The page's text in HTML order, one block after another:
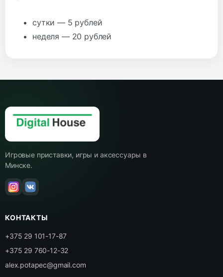
сутки — 5 рублей
неделя — 20 рублей
Игровые приставки, игры и аксессуары в
Минске.
КОНТАКТЫ
+375 29 101-17-87
+375 29 760-12-32
alex.potapec@gmail.com